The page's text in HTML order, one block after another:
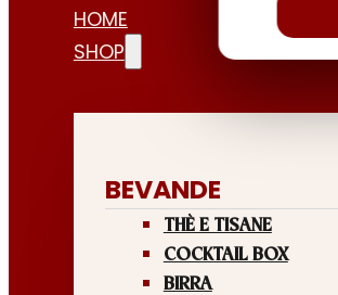
HOME
SHOP
BEVANDE
THÈ E TISANE
COCKTAIL BOX
BIRRA